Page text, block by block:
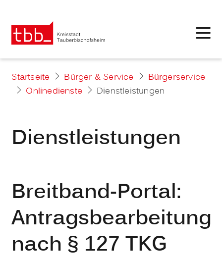
Startseite Bürger & Service
Bürgerservice
Onlinedienste
Dienstleistungen
Dienstleistungen
Breitband-Portal:
Antragsbearbeitung
nach § 127 TKG